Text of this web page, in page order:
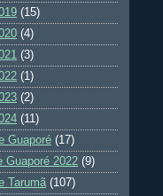
(15)
(4)
(3)
(1)
(2)
(11)
Guaporé (17)
Guaporé 2022 (9)
Tarumã (107)